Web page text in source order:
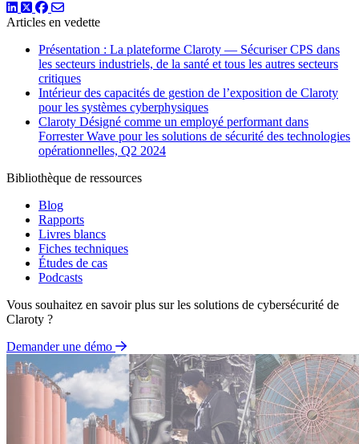
LinkedIn
TwitterFacebook
Articles en vedette
Présentation : La plateforme Claroty — Sécuriser CPS dans
les secteurs industriels, de la santé et tous les autres secteurs
critiques
Intérieur des capacités de gestion de l’exposition de Claroty
pour les systèmes cyberphysiques
Claroty Désigné comme un employé performant dans
Forrester Wave pour les solutions de sécurité des technologies
opérationnelles, Q2 2024
Bibliothèque de ressources
Blog
Rapports
Livres blancs
Fiches techniques
Études de cas
Podcasts
Vous souhaitez en savoir plus sur les solutions de cybersécurité de
Claroty ?
Demander une démo